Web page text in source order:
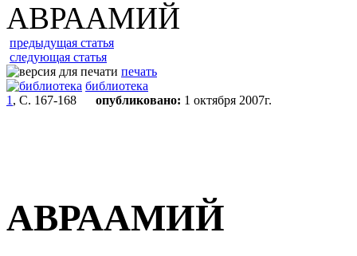
АВРААМИЙ
предыдущая статья
следующая статья
печать
библиотека
1 , С. 167-168 опубликовано: 1 октября 2007г.
АВРААМИЙ